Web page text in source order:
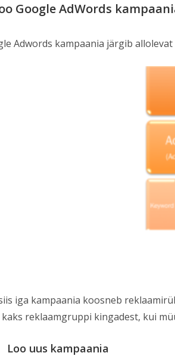
Google AdWords
Adwords kampaania järgib allolevat
iga kampaania koosneb
reklaamgruppi kingadest, kui
uus kampaania